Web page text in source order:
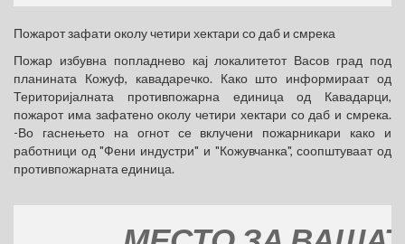
Пожарот зафати околу четири хектари со даб и смрека
Пожар избувна попладнево кај локалитетот Васов град под
планината Кожуф, кавадаречко. Како што информираат од
Територијалната противпожарна единица од Кавадарци,
пожарот има зафатено околу четири хектари со даб и смрека.
-Во гаснењето на огнот се вклучени пожарникари како и
работници од "Фени индустри" и "Кожувчанка", соопштуваат од
противпожарната единица.